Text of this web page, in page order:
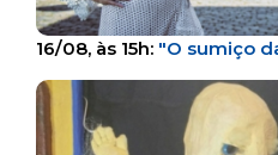
16/08, às 15h: "O sumiço